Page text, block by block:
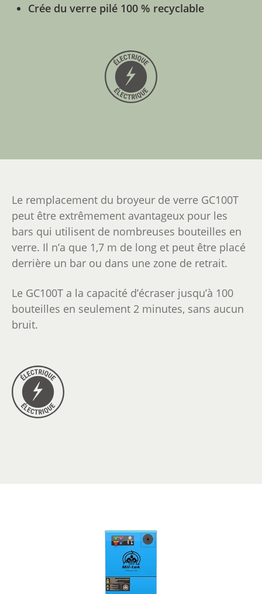
Crée du verre pilé 100 % recyclable
Le remplacement du broyeur de verre GC100T
peut être extrêmement avantageux pour les
bars qui utilisent de nombreuses bouteilles en
verre. Il n’a que 1,7 m de long et peut être placé
derrière un bar ou dans une zone de retrait.
Le GC100T a la capacité d’écraser jusqu’à 100
bouteilles en seulement 2 minutes, sans aucun
bruit.